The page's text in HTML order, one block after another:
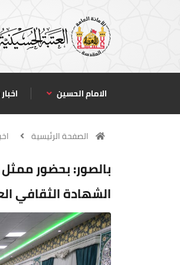
الامام الحسين
الصفحة الرئيسية
بالصور: بحضور ممثل
الشهادة الثقافي